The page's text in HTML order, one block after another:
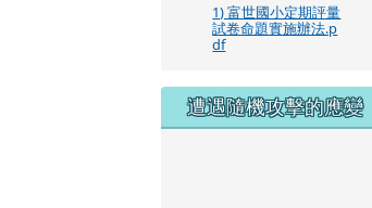
1) 富世國小定期評量
試卷命題實施辦法.p
df
遭遇隨機攻擊的應變